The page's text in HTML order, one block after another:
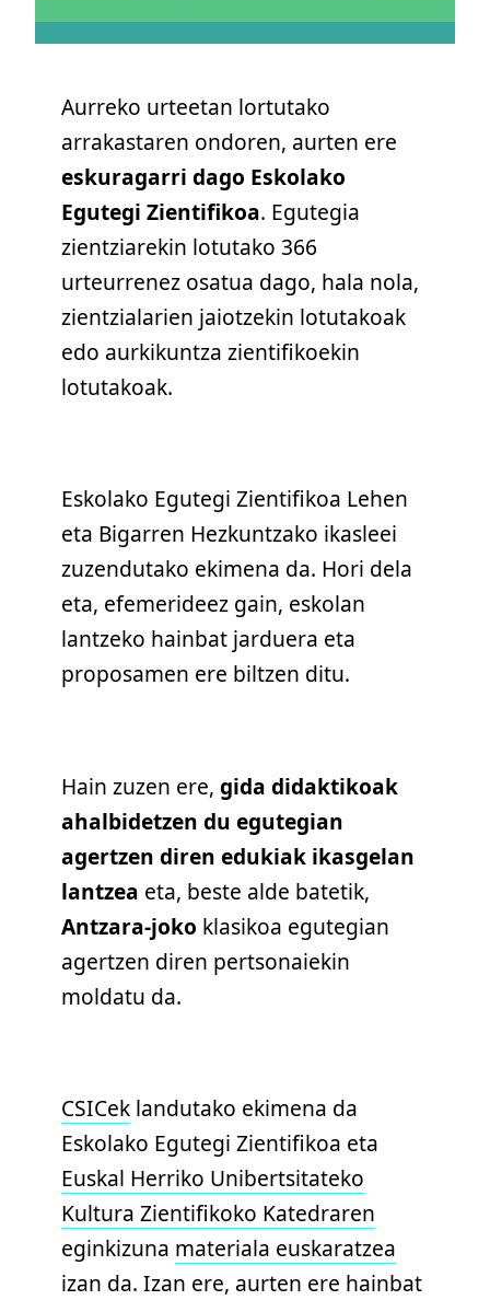
Aurreko urteetan lortutako
arrakastaren ondoren, aurten ere
eskuragarri dago Eskolako
Egutegi Zientifikoa. Egutegia
zientziarekin lotutako 366
urteurrenez osatua dago, hala nola,
zientzialarien jaiotzekin lotutakoak
edo aurkikuntza zientifikoekin
lotutakoak.
Eskolako Egutegi Zientifikoa Lehen
eta Bigarren Hezkuntzako ikasleei
zuzendutako ekimena da. Hori dela
eta, efemerideez gain, eskolan
lantzeko hainbat jarduera eta
proposamen ere biltzen ditu.
Hain zuzen ere, gida didaktikoak
ahalbidetzen du egutegian
agertzen diren edukiak ikasgelan
lantzea eta, beste alde batetik,
Antzara-joko klasikoa egutegian
agertzen diren pertsonaiekin
moldatu da.
CSICek landutako ekimena da
Eskolako Egutegi Zientifikoa eta
Euskal Herriko Unibertsitateko
Kultura Zientifikoko Katedraren
eginkizuna materiala euskaratzea
izan da. Izan ere, aurten ere hainbat